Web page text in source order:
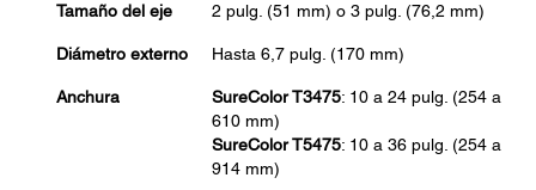
Tamaño del eje 2 pulg. (51 mm) o 3 pulg. (76,2 mm)
Diámetro externo Hasta 6,7 pulg. (170 mm)
Anchura SureColor T3475: 10 a 24 pulg. (254 a
610 mm)
SureColor T5475: 10 a 36 pulg. (254 a
914 mm)